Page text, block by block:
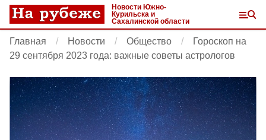
Новости Южно-
Курильска и
Сахалинской области
Главная Новости Общество
Гороскоп на
29 сентября 2023 года: важные советы астрологов